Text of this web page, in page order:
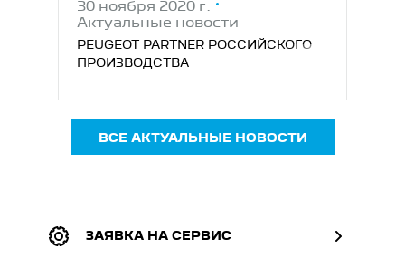
30 ноября 2020 г.
Актуальные новости
PEUGEOT PARTNER РОССИЙСКОГО
ПРОИЗВОДСТВА
ВСЕ АКТУАЛЬНЫЕ НОВОСТИ
ЗАЯВКА НА СЕРВИС